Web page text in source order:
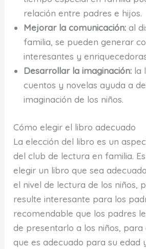
relación entre padres e hijos.
Mejorar la comunicación: al
familia, se pueden generar
interesantes y
Desarrollar la imaginación: la
cuentos y novelas ayuda a
imaginación de los niños.
Cómo elegir el libro adecuado
La elección del libro es un
del club de lectura en familia.
elegir un libro que sea
el nivel de lectura de los niños,
resulte interesante para los
recomendable que los padres
de presentarlo a los niños, para
que es adecuado para su edad